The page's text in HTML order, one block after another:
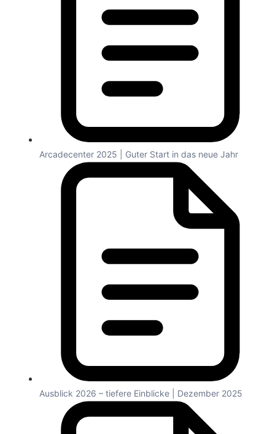
Arcadecenter 2025 | Guter Start in das neue Jahr
Ausblick 2026 – tiefere Einblicke | Dezember 2025